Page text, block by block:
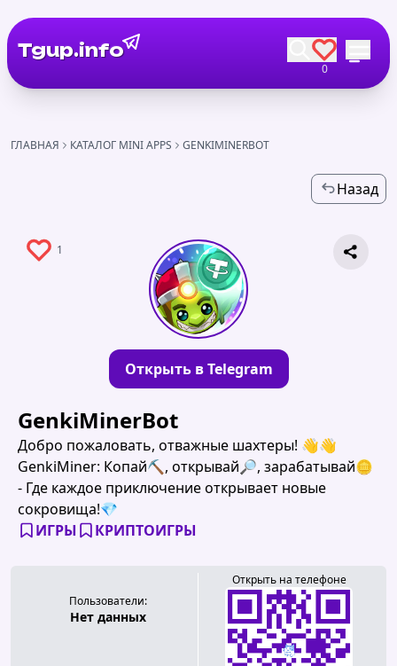
Tgup.info
0
ГЛАВНАЯ КАТАЛОГ MINI APPS GENKIMINERBOT
Назад
1
Открыть в Telegram
GenkiMinerBot
Добро пожаловать, отважные шахтеры! 👋👋
GenkiMiner: Копай⛏️, открывай🔎, зарабатывай🪙
- Где каждое приключение открывает новые
сокровища!💎
ИГРЫ
КРИПТОИГРЫ
Пользователи:
Нет данных
Открыть на телефоне